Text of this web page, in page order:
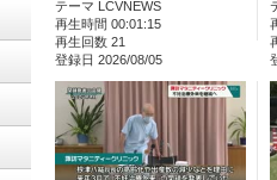
テーマ LCVNEWS
再生時間 00:01:15
再生回数 21
登録日 2026/08/05